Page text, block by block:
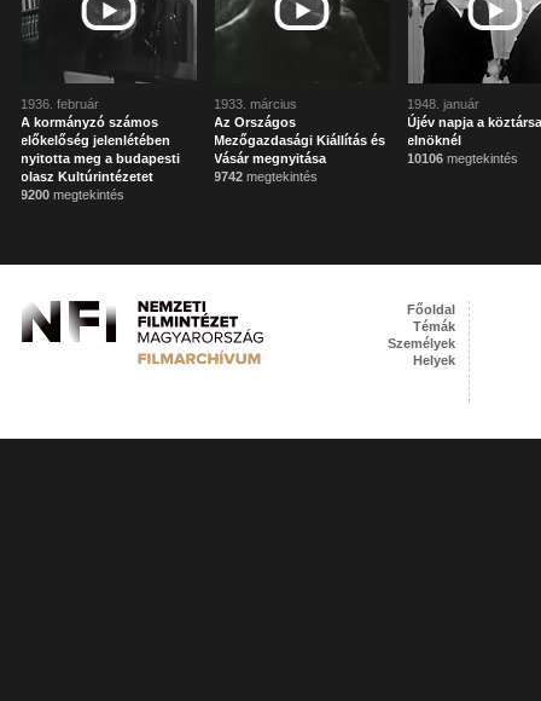
1936. február
A kormányzó számos
előkelőség jelenlétében
nyitotta meg a budapesti
olasz Kultúrintézetet
9200 megtekintés
1933. március
Az Országos
Mezőgazdasági Kiállítás és
Vásár megnyitása
9742 megtekintés
1948. január
Újév napja a
elnöknél
10106 megtekintés
Főoldal
Témák
Személyek
Helyek